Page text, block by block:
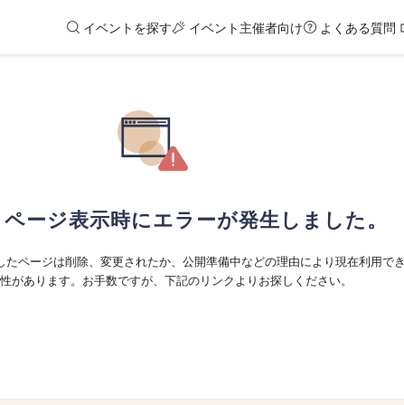
イベントを探す イベント主催者向け よくある質問
ージ表示時にエラーが発生しました。
たページは削除、変更されたか、公開準備中などの理由により現在利用でき
があります。お手数ですが、下記のリンクよりお探しください。